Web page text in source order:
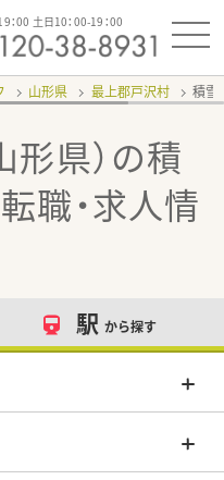
：00 土日10：00-19：00
山形県 最上郡戸沢村 積雪
形県）の積
職・求人情
駅 から探す